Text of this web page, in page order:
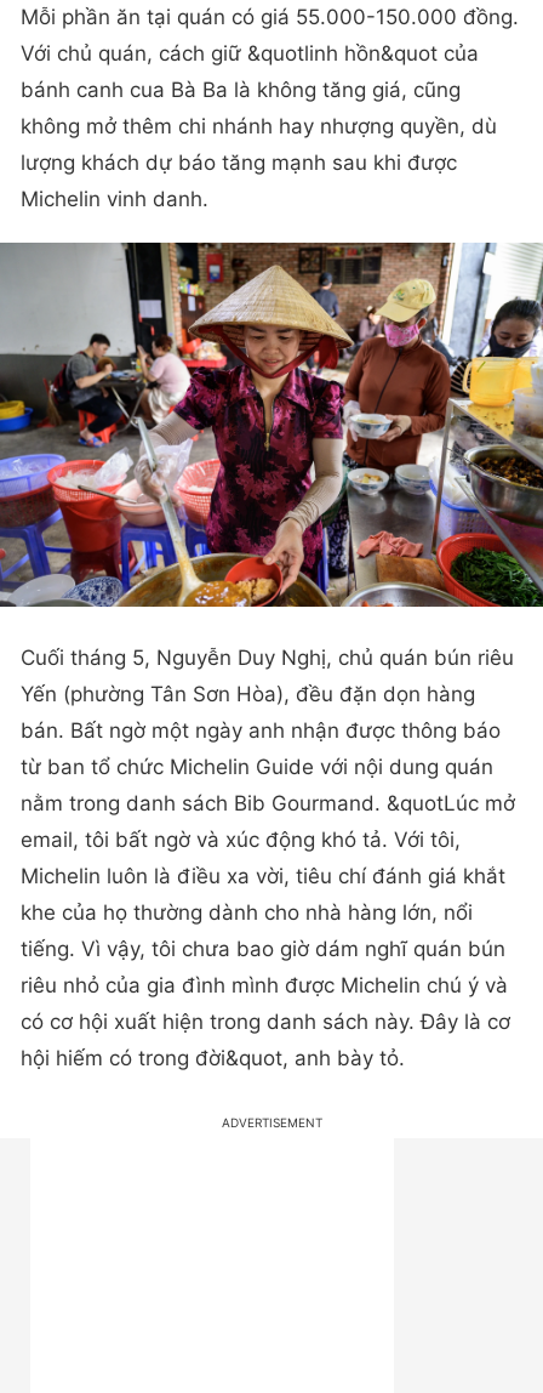
Mỗi phần ăn tại quán có giá 55.000-150.000 đồng.
Với chủ quán, cách giữ &quotlinh hồn&quot của
bánh canh cua Bà Ba là không tăng giá, cũng
không mở thêm chi nhánh hay nhượng quyền, dù
lượng khách dự báo tăng mạnh sau khi được
Michelin vinh danh.
Cuối tháng 5, Nguyễn Duy Nghị, chủ quán bún riêu
Yến (phường Tân Sơn Hòa), đều đặn dọn hàng
bán. Bất ngờ một ngày anh nhận được thông báo
từ ban tổ chức Michelin Guide với nội dung quán
nằm trong danh sách Bib Gourmand. &quotLúc mở
email, tôi bất ngờ và xúc động khó tả. Với tôi,
Michelin luôn là điều xa vời, tiêu chí đánh giá khắt
khe của họ thường dành cho nhà hàng lớn, nổi
tiếng. Vì vậy, tôi chưa bao giờ dám nghĩ quán bún
riêu nhỏ của gia đình mình được Michelin chú ý và
có cơ hội xuất hiện trong danh sách này. Đây là cơ
hội hiếm có trong đời&quot, anh bày tỏ.